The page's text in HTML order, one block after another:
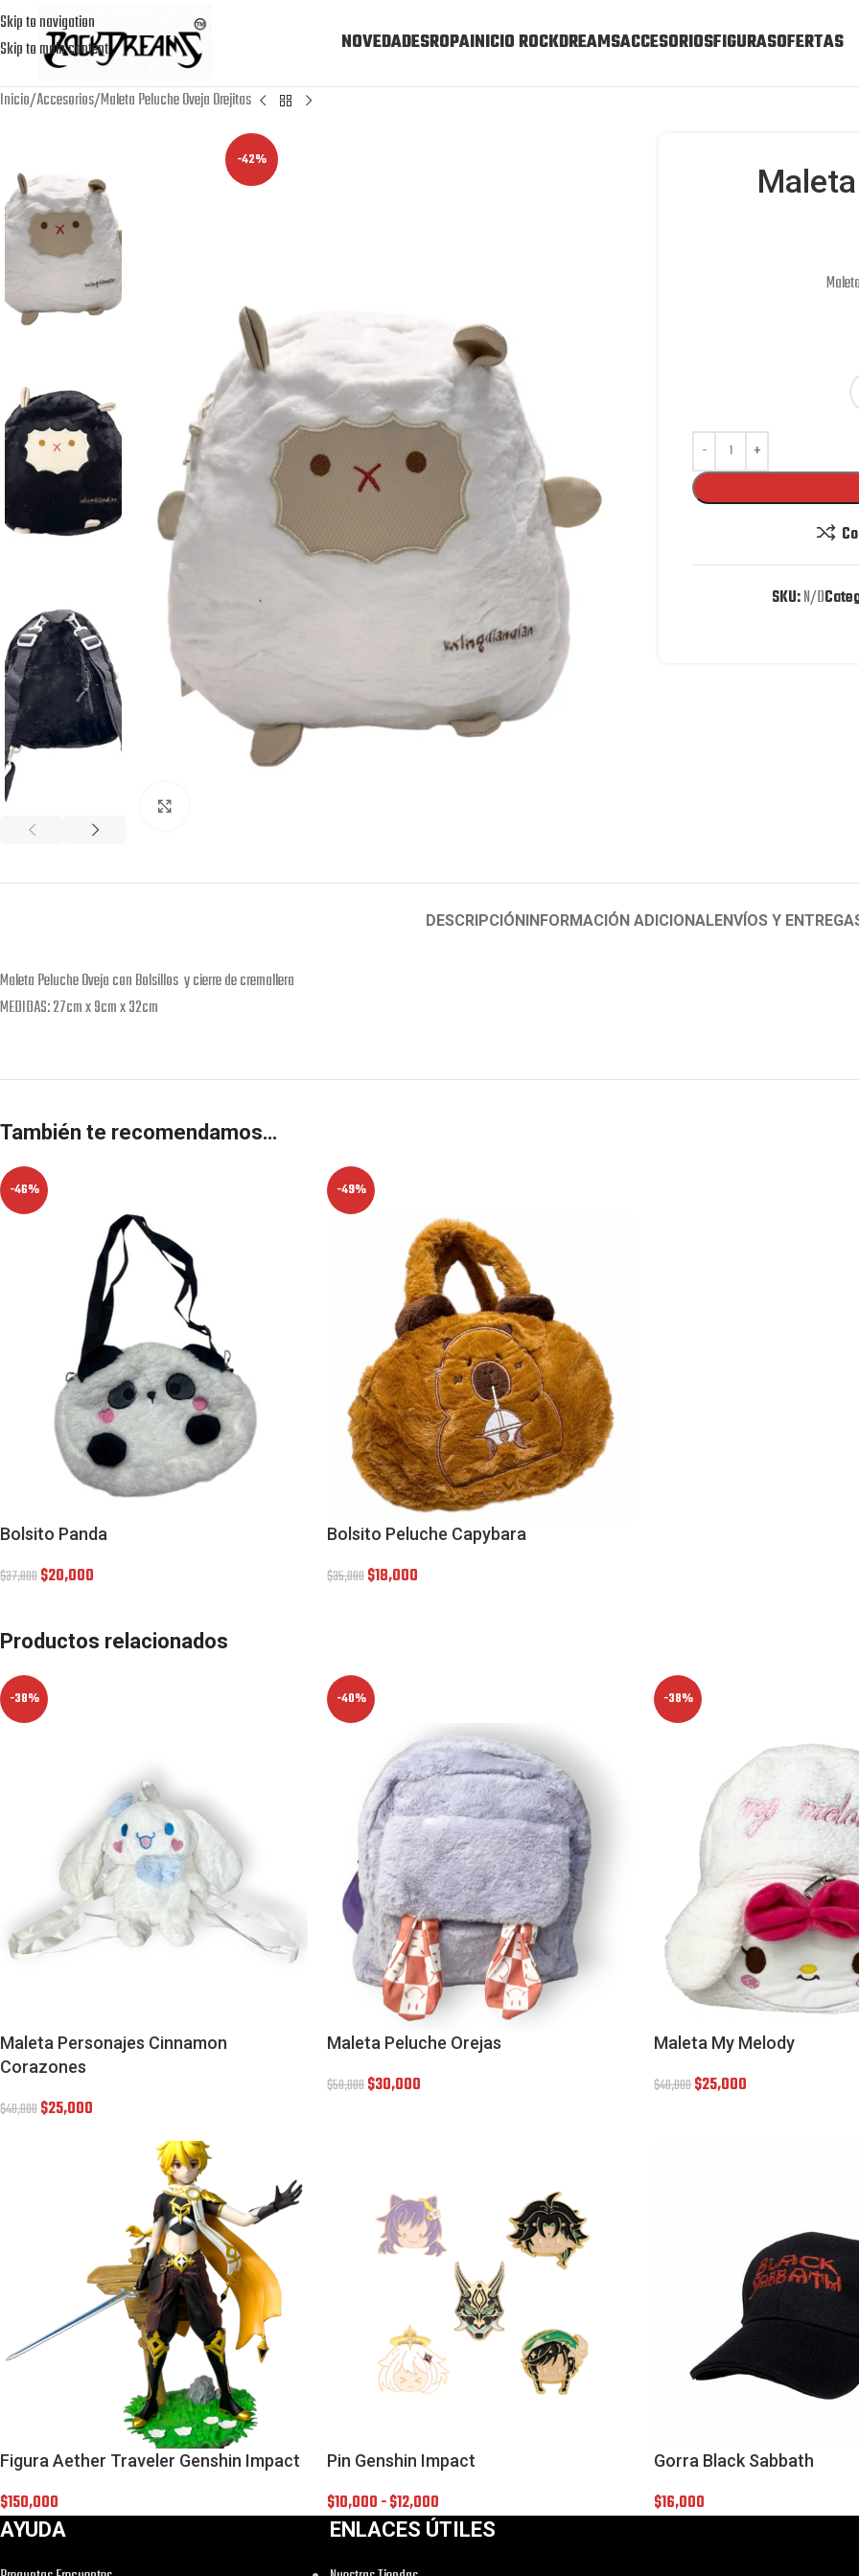
Skip to navigation
Skip to main content
NOVEDADESROPAINICIO ROCKDREAMSACCESORIOSFIGURASOFERTAS
Inicio Accesorios Maleta Peluche Oveja Orejitas
-42%
SKU:N/D
DESCRIPCIÓNINFORMACIÓN ADICIONALENVÍOS Y
Maleta Peluche Oveja con Bolsillos y cierre de cremallera
MEDIDAS: 27cm x 9cm x 32cm
También te recomendamos…
-46%
Bolsito Panda
$37,000$20,000
-49%
Bolsito Peluche Capybara
$35,000$18,000
Productos relacionados
-38%
Maleta Personajes Cinnamon
Corazones
$40,000$25,000
-40%
Maleta Peluche Orejas
$50,000$30,000
-38%
Maleta My Melody
$40,000$25,000
Figura Aether Traveler Genshin Impact
$150,000
Pin Genshin Impact
$10,000-$12,000
Gorra Black Sabbath
$16,000
AYUDA ENLACES ÚTILES